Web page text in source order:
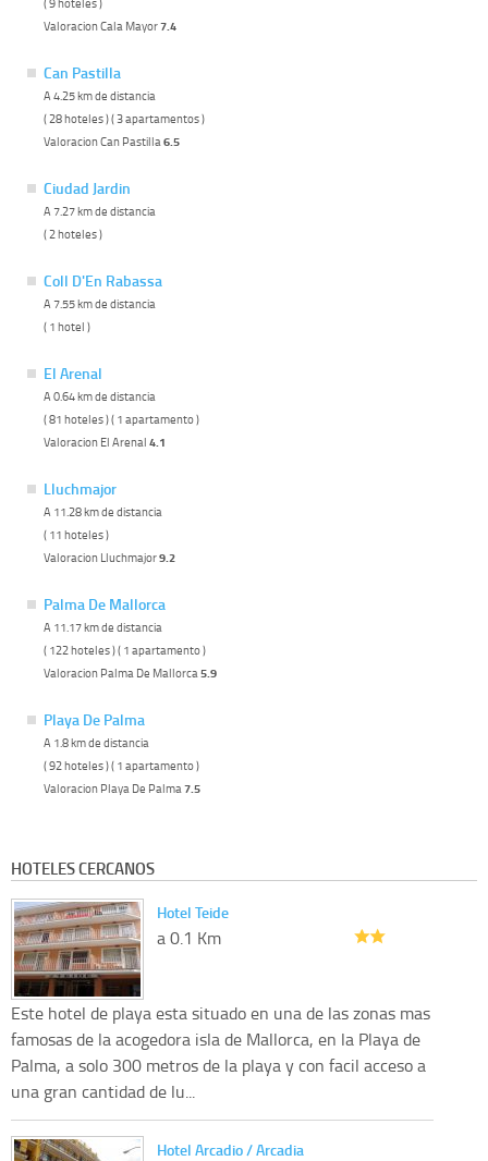
Valoracion Cala Mayor7.4
Can Pastilla
A 4.25 km de distancia
( 28 hoteles ) ( 3 apartamentos )
Valoracion Can Pastilla 6.5
Ciudad Jardin
A 7.27 km de distancia
( 2 hoteles )
Coll D'En Rabassa
A 7.55 km de distancia
( 1 hotel )
El Arenal
A 0.64 km de distancia
( 81 hoteles ) ( 1 apartamento )
Valoracion El Arenal 4.1
Lluchmajor
A 11.28 km de distancia
( 11 hoteles )
Valoracion Lluchmajor9.2
Palma De Mallorca
A 11.17 km de distancia
( 122 hoteles ) ( 1 apartamento )
Valoracion Palma De Mallorca 5.9
Playa De Palma
A 1.8 km de distancia
( 92 hoteles ) ( 1 apartamento )
Valoracion Playa De Palma 7.5
HOTELES CERCANOS
Hotel Teide
a 0.1 Km
Este hotel de playa esta situado en una de las zonas mas
famosas de la acogedora isla de Mallorca, en la Playa de
Palma, a solo 300 metros de la playa y con facil acceso a
una gran cantidad de lu...
Hotel Arcadio / Arcadia